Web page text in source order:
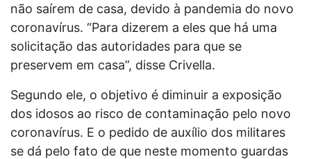
não saírem de casa, devido à pandemia do novo
coronavírus. “Para dizerem a eles que há uma
solicitação das autoridades para que se
preservem em casa”, disse Crivella.
Segundo ele, o objetivo é diminuir a exposição
dos idosos ao risco de contaminação pelo novo
coronavírus. E o pedido de auxílio dos militares
se dá pelo fato de que neste momento guardas